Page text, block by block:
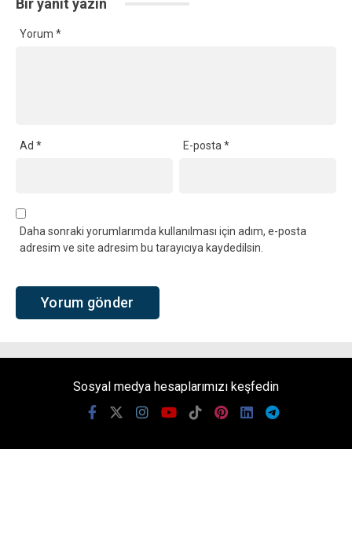
Yorum *
Ad * E-posta*
Daha sonraki yorumlarımda kullanılması için adım, e-posta
adresim ve site adresim bu tarayıcıya kaydedilsin.
Sosyal medya hesaplarımızı keşfedin